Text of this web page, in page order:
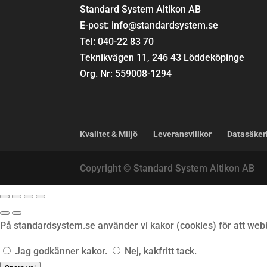
Standard System Altikon AB
E-post: info@standardsystem.se
Tel: 040-22 83 70
Teknikvägen 11, 246 43 Löddeköpinge
Org. Nr: 559008-1294
Kvalitet & Miljö Leveransvillkor
Copyright © Standard System Altikon AB
På standardsystem.se använder vi kakor (cookies) för att
Jag godkänner kakor. Nej, kakfritt tack.